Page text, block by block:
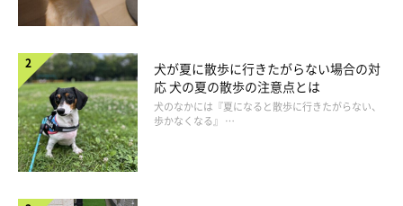
犬が夏に散歩に行きたがらない場合の対
応 犬の夏の散歩の注意点とは
犬のなかには『夏になると散歩に行きたがらない、
歩かなくなる』 …